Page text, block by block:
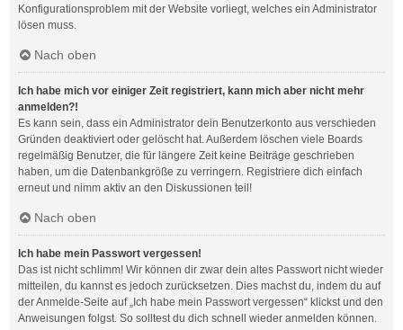
Konfigurationsproblem mit der Website vorliegt, welches ein Administrator
lösen muss.
Nach oben
Ich habe mich vor einiger Zeit registriert, kann mich aber nicht mehr
anmelden?!
Es kann sein, dass ein Administrator dein Benutzerkonto aus verschieden
Gründen deaktiviert oder gelöscht hat. Außerdem löschen viele Boards
regelmäßig Benutzer, die für längere Zeit keine Beiträge geschrieben
haben, um die Datenbankgröße zu verringern. Registriere dich einfach
erneut und nimm aktiv an den Diskussionen teil!
Nach oben
Ich habe mein Passwort vergessen!
Das ist nicht schlimm! Wir können dir zwar dein altes Passwort nicht wieder
mitteilen, du kannst es jedoch zurücksetzen. Dies machst du, indem du auf
der Anmelde-Seite auf „Ich habe mein Passwort vergessen“ klickst und den
Anweisungen folgst. So solltest du dich schnell wieder anmelden können.